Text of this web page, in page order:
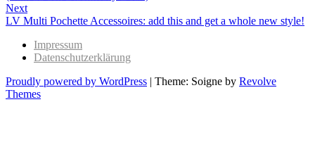
Next
Next
LV Multi Pochette Accessoires: add this and get a whole new style!
Impressum
Datenschutzerklärung
Proudly powered by WordPress | Theme: Soigne by Revolve
Themes